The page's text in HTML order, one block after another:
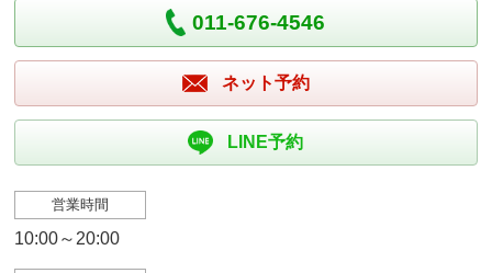
011-676-4546
ネット予約
LINE予約
営業時間
10:00～20:00